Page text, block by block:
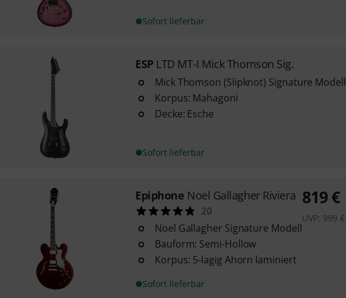
Sofort lieferbar
ESP LTD MT-I Mick Thomson Sig.
Mick Thomson (Slipknot) Signature Modell
Korpus: Mahagoni
Decke: Esche
Sofort lieferbar
Epiphone Noel Gallagher Riviera
20
Noel Gallagher Signature Modell
Bauform: Semi-Hollow
Korpus: 5-lagig Ahorn laminiert
Sofort lieferbar
819€
UVP: 999 €